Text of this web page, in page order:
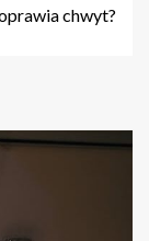
chwyt?